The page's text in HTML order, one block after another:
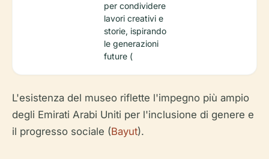
per condividere
lavori creativi e
storie, ispirando
le generazioni
future (
L'esistenza del museo riflette l'impegno più ampio
degli Emirati Arabi Uniti per l'inclusione di genere e
il progresso sociale (Bayut).